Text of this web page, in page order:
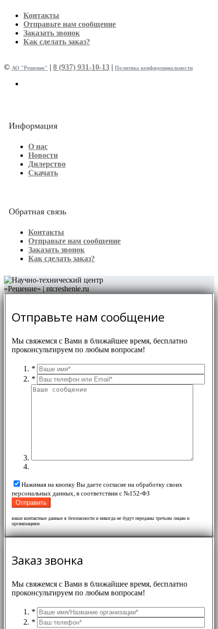
Контакты
Отправьте нам сообщение
Заказать звонок
Как сделать заказ?
© АО "Решение" | 8 (937) 931-10-13 | Политика конфиденциальности
Информация
О нас
Новости
Дилерство
Скачать
Обратная связь
Контакты
Отправьте нам сообщение
Заказать звонок
Как сделать заказ?
Отправьте нам сообщение
Мы свяжемся с Вами в ближайшее время, бесплатно
проконсультируем по любым вопросам!
*
*
Нажимая на кнопку Вы даете согласие на обработку своих
персональных данных, в соответствии с №152-ФЗ
ваши контактные данные в безопасности и никогда не будут переданы третьим лицам и
организациям
Заказ звонка
Мы свяжемся с Вами в ближайшее время, бесплатно
проконсультируем по любым вопросам!
*
*